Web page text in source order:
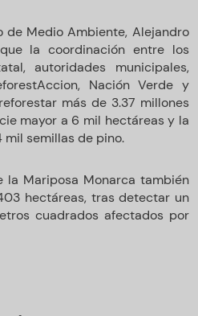
de Medio Ambiente, Alejandro
la coordinación entre los
autoridades municipales,
Nación Verde y
más de 3.37 millones
mayor a 6 mil hectáreas y la
semillas de pino.
la Mariposa Monarca también
hectáreas, tras detectar un
cuadrados afectados por